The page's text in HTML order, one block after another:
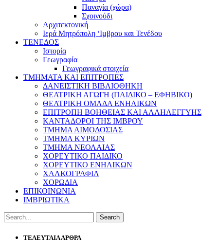
Παναγία (χώρα)
Σχοινούδι
Αρχιτεκτονική
Ιερά Μητρόπολη ‘Ιμβρου και Τενέδου
ΤΕΝΕΔΟΣ
Ιστορία
Γεωγραφία
Γεωγραφικά στοιχεία
ΤΜΗΜΑΤΑ ΚΑΙ ΕΠΙΤΡΟΠΕΣ
ΔΑΝΕΙΣΤΙΚΗ ΒΙΒΛΙΟΘΗΚΗ
ΘΕΑΤΡΙΚΗ ΑΓΩΓΗ (ΠΑΙΔΙΚΟ – ΕΦΗΒΙΚΟ)
ΘΕΑΤΡΙΚΗ ΟΜΑΔΑ ΕΝΗΛΙΚΩΝ
ΕΠΙΤΡΟΠΗ ΒΟΗΘΕΙΑΣ ΚΑΙ ΑΛΛΗΛΕΓΓΥΗΣ
ΚΑΝΤΑΔΟΡΟΙ ΤΗΣ ΙΜΒΡΟΥ
ΤΜΗΜΑ ΑΙΜΟΔΟΣΙΑΣ
ΤΜΗΜΑ ΚΥΡΙΩΝ
ΤΜΗΜΑ ΝΕΟΛΑΙΑΣ
ΧΟΡΕΥΤΙΚΟ ΠΑΙΔΙΚΟ
ΧΟΡΕΥΤΙΚΟ ΕΝΗΛΙΚΩΝ
ΧΑΛΚΟΓΡΑΦΙΑ
ΧΟΡΩΔΙΑ
ΕΠΙΚΟΙΝΩΝΙΑ
ΙΜΒΡΙΩΤΙΚΑ
ΤΕΛΕΥΤΑΙΑ ΑΡΘΡΑ